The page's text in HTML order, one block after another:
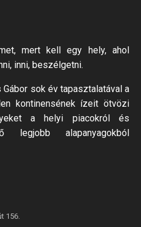
mert kell egy hely, ahol
inni, beszélgetni.
sok év tapasztalatával a
kontinensének ízeit ötvözi
a helyi piacokról és
legjobb alapanyagokból
156.